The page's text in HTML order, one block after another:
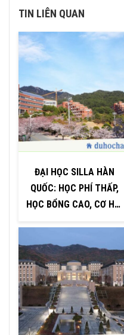
TIN LIÊN QUAN
ĐẠI HỌC SILLA HÀN
QUỐC: HỌC PHÍ THẤP,
HỌC BỔNG CAO, CƠ HỘI